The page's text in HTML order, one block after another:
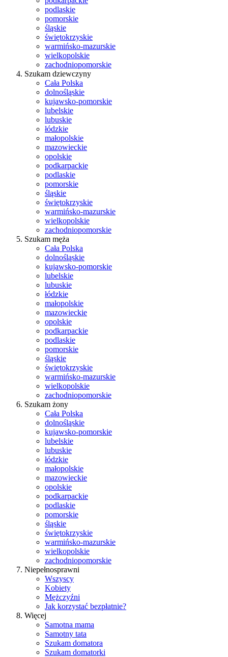
podlaskie
pomorskie
śląskie
świętokrzyskie
warmińsko-mazurskie
wielkopolskie
zachodniopomorskie
Szukam dziewczyny
Cała Polska
dolnośląskie
kujawsko-pomorskie
lubelskie
lubuskie
łódzkie
małopolskie
mazowieckie
opolskie
podkarpackie
podlaskie
pomorskie
śląskie
świętokrzyskie
warmińsko-mazurskie
wielkopolskie
zachodniopomorskie
Szukam męża
Cała Polska
dolnośląskie
kujawsko-pomorskie
lubelskie
lubuskie
łódzkie
małopolskie
mazowieckie
opolskie
podkarpackie
podlaskie
pomorskie
śląskie
świętokrzyskie
warmińsko-mazurskie
wielkopolskie
zachodniopomorskie
Szukam żony
Cała Polska
dolnośląskie
kujawsko-pomorskie
lubelskie
lubuskie
łódzkie
małopolskie
mazowieckie
opolskie
podkarpackie
podlaskie
pomorskie
śląskie
świętokrzyskie
warmińsko-mazurskie
wielkopolskie
zachodniopomorskie
Niepełnosprawni
Wszyscy
Kobiety
Mężczyźni
Jak korzystać bezpłatnie?
Więcej
Samotna mama
Samotny tata
Szukam domatora
Szukam domatorki